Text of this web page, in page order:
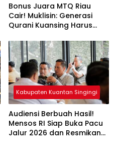
Bonus Juara MTQ Riau
Cair! Muklisin: Generasi
Qurani Kuansing Harus
Kabupaten Kuantan Singingi
Audiensi Berbuah Hasil!
Mensos RI Siap Buka Pacu
Jalur 2026 dan Resmikan